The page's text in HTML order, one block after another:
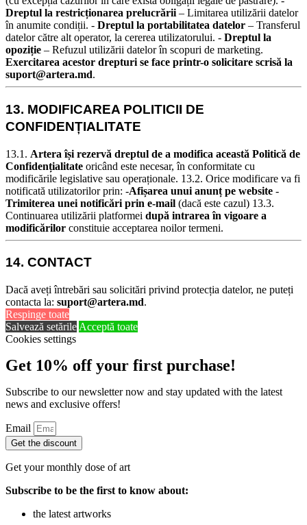
Dreptul la restricționarea prelucrării – Limitarea utilizării datelor
în anumite condiții. - Dreptul la portabilitatea datelor – Transferul
datelor către alt operator, la cererea utilizatorului. - Dreptul la
opoziție – Refuzul utilizării datelor în scopuri de marketing.
Exercitarea acestor drepturi se face printr-o solicitare scrisă la
suport@artera.md.
13. MODIFICAREA POLITICII DE
CONFIDENȚIALITATE
13.1. Artera își rezervă dreptul de a modifica această Politică de
Confidențialitate oricând este necesar, în conformitate cu
modificările legislative sau operaționale. 13.2. Orice modificare va fi
notificată utilizatorilor prin: -Afișarea unui anunț pe website -
Trimiterea unei notificări prin e-mail (dacă este cazul) 13.3.
Continuarea utilizării platformei după intrarea în vigoare a
modificărilor constituie acceptarea noilor termeni.
14. CONTACT
Dacă aveți întrebări sau solicitări privind protecția datelor, ne puteți
contacta la: suport@artera.md.
Respinge toate
Salvează setările Acceptă toate
Cookies settings
Get 10% off your first purchase!
Subscribe to our newsletter now and stay updated with the latest
news and exclusive offers!
Email
Get the discount
Get your monthly dose of art
Subscribe to be the first to know about:
the latest artworks